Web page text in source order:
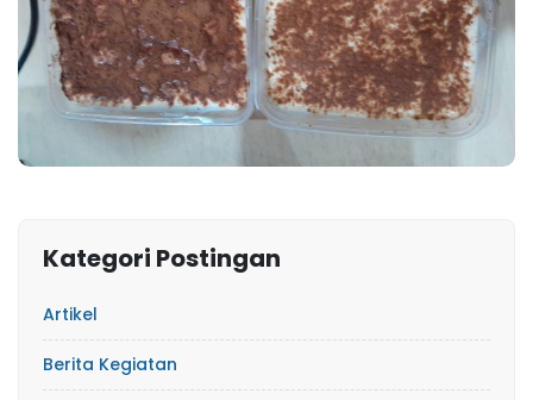
Kategori Postingan
Artikel
Berita Kegiatan